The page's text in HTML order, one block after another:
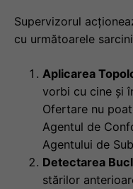
Supervizorul
cu următoarele
Aplicarea
vorbi cu cine și
Ofertare nu
Agentul de
Agentului de
Detectarea
stărilor